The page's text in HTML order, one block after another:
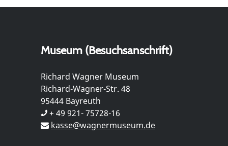
Museum (Besuchsanschrift)
Richard Wagner Museum
Richard-Wagner-Str. 48
95444 Bayreuth
+ 49 921- 75728-16
kasse@wagnermuseum.de